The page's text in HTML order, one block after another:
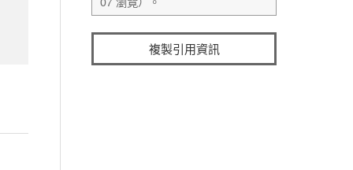
複製引用資訊